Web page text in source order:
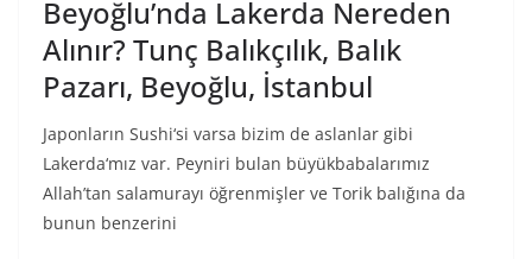
Beyoğlu’nda Lakerda Nereden
Alınır? Tunç Balıkçılık, Balık
Pazarı, Beyoğlu, İstanbul
Japonların Sushi‘si varsa bizim de aslanlar gibi
Lakerda‘mız var. Peyniri bulan büyükbabalarımız
Allah’tan salamurayı öğrenmişler ve Torik balığına da
bunun benzerini